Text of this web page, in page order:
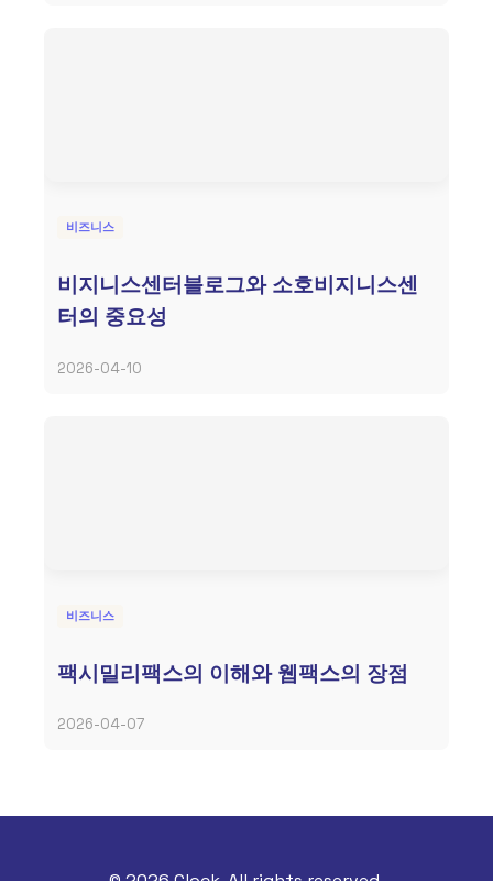
비즈니스
비지니스센터블로그와 소호비지니스센
터의 중요성
2026-04-10
비즈니스
팩시밀리팩스의 이해와 웹팩스의 장점
2026-04-07